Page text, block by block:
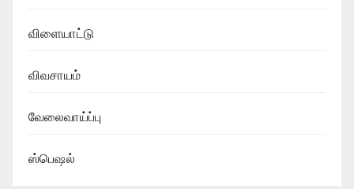
விளையாட்டு
விவசாயம்
வேலைவாய்ப்பு
ஸ்பெஷல்